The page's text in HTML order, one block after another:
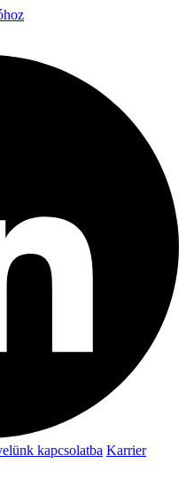
kapcsolatba Karrier